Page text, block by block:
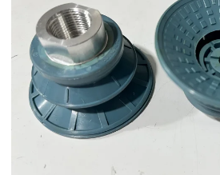
Fábrica de borrachas
Fábrica de borrachas automotivas
Fábrica de borrachas de silicone
Fábrica de diafragmas
Fábrica de guarnição de borracha
Fabrica de mangueira de silicone